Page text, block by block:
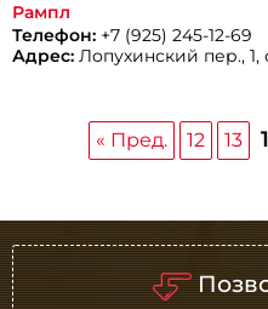
Рампл
Телефон: +7 (925) 245-12-69
Адрес: Лопухинский пер., 1,
« Пред. 12 13